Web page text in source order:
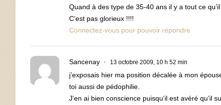
Quand à des type de 35-40 ans il y a tout ce
C’est pas glorieux !!!!
Connectez-vous pour pouvoir répondre
Sancenay 13 octobre 2009, 10 h 52 min
j’exposais hier ma position décalée à mon
toi aussi de pédophilie.
J’en ai bien conscience puisqu’il est avéré